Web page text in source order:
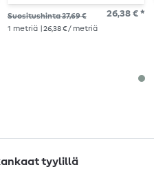
Monivärinen Harjattu
Suositushinta 37,69 € 26,38 € *
1 metriä | 26,38 € / metriä
tyylillä